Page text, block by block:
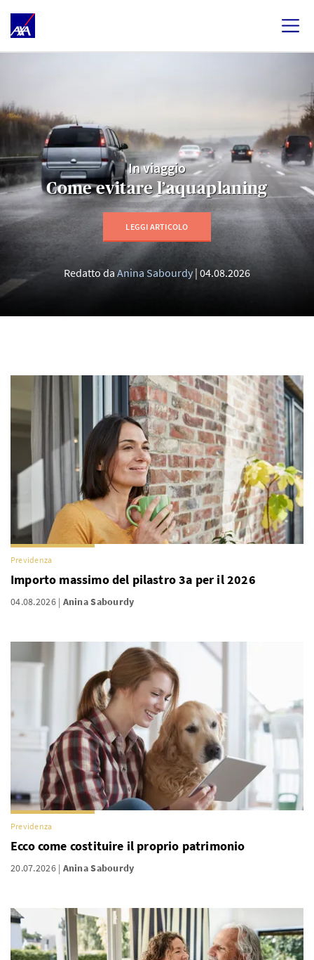
In viaggio
Come evitare l’aquaplaning
LEGGI ARTICOLO
Redatto daAnina Sabourdy 04.08.2026
Previdenza
Importo massimo del pilastro 3a per il 2026
04.08.2026 Anina Sabourdy
Previdenza
Ecco come costituire il proprio patrimonio
20.07.2026 Anina Sabourdy